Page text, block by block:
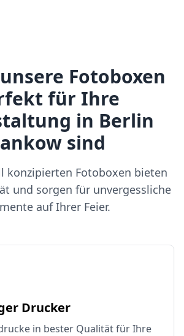
Fotoboxen
für Ihre
in Berlin
sind
konzipierten Fotoboxen bieten
und sorgen für unvergessliche
auf Ihrer Feier.
Drucker
in bester Qualität für Ihre